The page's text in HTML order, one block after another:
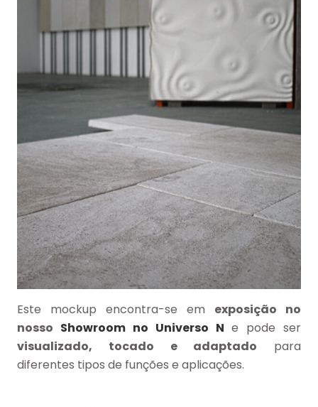
Este mockup encontra-se em exposição no
nosso Showroom no Universo N e pode ser
visualizado, tocado e adaptado para
diferentes tipos de funções e aplicações.